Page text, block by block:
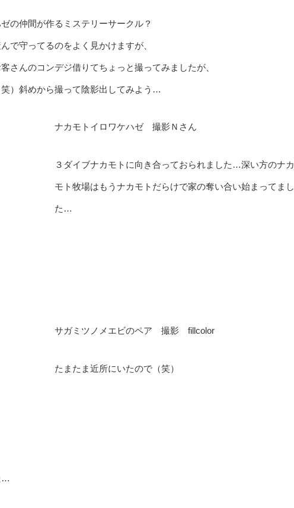
の仲間が作るミステリーサークル？
で守ってるのをよく見かけますが、
さんのコンデジ借りてちょっと撮ってみましたが、
）斜めから撮って陰影出してみよう…
ナカモトイロワケハゼ 撮影Ｎさん
３ダイブナカモトに向き合っておられました…深い方のナカ
モト牧場はもうナカモトだらけで家の奪い合い始まってまし
た…
サガミツノメエビのペア 撮影 fillcolor
たまたま近所にいたので（笑）
…